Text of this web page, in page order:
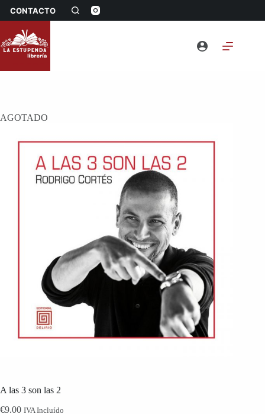
CONTACTO
AGOTADO
A las 3 son las 2
€9.00 IVA Incluído